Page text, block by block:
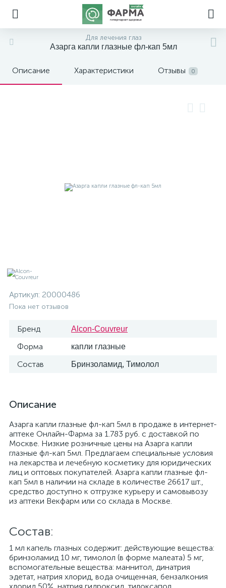
Для лечения глаз
Азарга капли глазные фл-кап 5мл
Описание Характеристики Отзывы 0
Артикул: 20000486
Пока нет отзывов
Бренд Alcon-Couvreur
Форма капли глазные
Состав Бринзоламид, Тимолол
Описание
Азарга капли глазные фл-кап 5мл в продаже в интернет-
аптеке Онлайн-Фарма за 1.783 руб. с доставкой по
Москве. Низкие розничные цены на Азарга капли
глазные фл-кап 5мл. Предлагаем специальные условия
на лекарства и лечебную косметику для юридических
лиц и оптовых покупателей. Азарга капли глазные фл-
кап 5мл в наличии на складе в количестве 26617 шт.,
средство доступно к отгрузке курьеру и самовывозу
из аптеки Векфарм или со склада в Москве.
Cостав:
1 мл капель глазных содержит: действующие вещества:
бринзоламид 10 мг, тимолол (в форме малеата) 5 мг,
вспомогательные вещества: маннитол, динатрия
эдетат, натрия хлорид, вода очищенная, бензалкония